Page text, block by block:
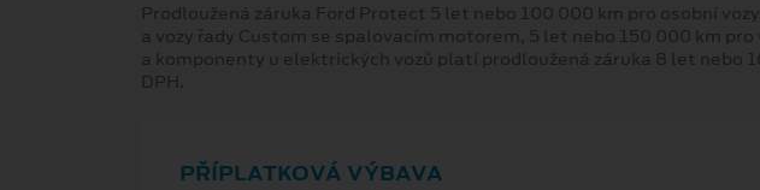
Prodloužená záruka Ford Protect 5 let nebo 100 000 km pro osobní
a vozy řady Custom se spalovacím motorem, 5 let nebo 150 000 km
a komponenty u elektrických vozů platí prodloužená záruka 8 let nebo
DPH.
PŘÍPLATKOVÁ VÝBAVA